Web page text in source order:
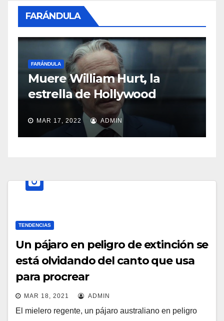
FARÁNDULA
FARÁNDULA
Muere William Hurt, la
estrella de Hollywood
MAR 17, 2022 ADMIN
TENDENCIAS
Un pájaro en peligro de extinción se
está olvidando del canto que usa
para procrear
MAR 18, 2021 ADMIN
El mielero regente, un pájaro australiano en peligro